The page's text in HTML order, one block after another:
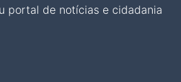
portal de notícias e cidadania